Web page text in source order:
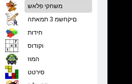
משחקי פלאש
םיקחשמ 3 תמאתה
חידות
וקודוס
המוז
סירטט